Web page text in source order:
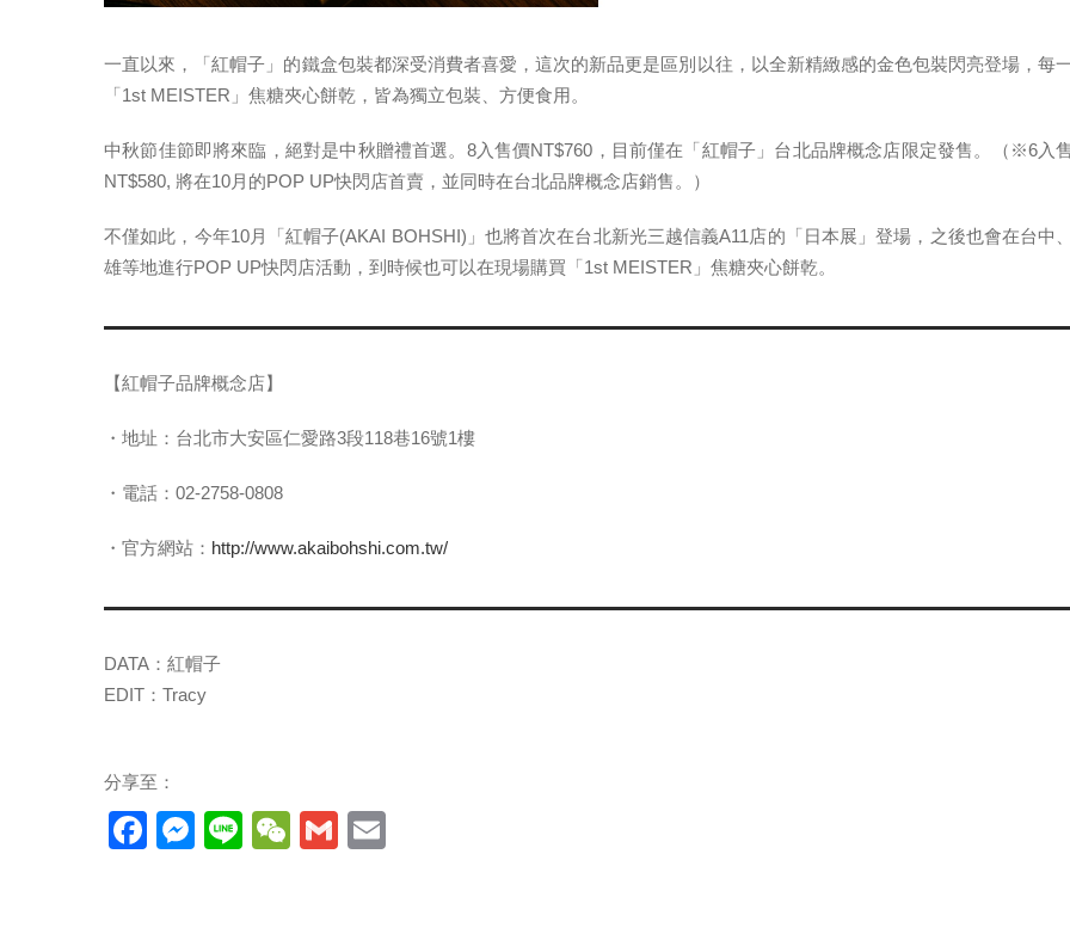
一直以來，「紅帽子」的鐵盒包裝都深受消費者喜愛，這次的新品更是區別以往，以全新精緻感的金色包裝閃亮登場，每
「1st MEISTER」焦糖夾心餅乾，皆為獨立包裝、方便食用。
中秋節佳節即將來臨，絕對是中秋贈禮首選。8入售價NT$760，目前僅在「紅帽子」台北品牌概念店限定發售。（※6入
NT$580, 將在10月的POP UP快閃店首賣，並同時在台北品牌概念店銷售。）
不僅如此，今年10月「紅帽子(AKAI BOHSHI)」也將首次在台北新光三越信義A11店的「日本展」登場，之後也會在台中
雄等地進行POP UP快閃店活動，到時候也可以在現場購買「1st MEISTER」焦糖夾心餅乾。
【紅帽子品牌概念店】
・地址：台北市大安區仁愛路3段118巷16號1樓
・電話：02-2758-0808
・官方網站： http://www.akaibohshi.com.tw/
DATA：紅帽子
EDIT：Tracy
分享至：
Facebook
Messenger
LineWeChat
Gmail